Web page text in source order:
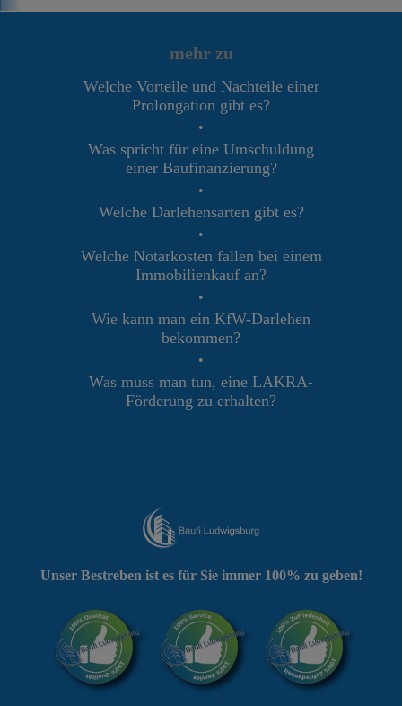
mehr zu
Welche Vorteile und Nachteile einer
Prolongation gibt es?
•
Was spricht für eine Umschuldung
einer Baufinanzierung?
•
Welche Darlehensarten gibt es?
•
Welche Notarkosten fallen bei einem
Immobilienkauf an?
•
Wie kann man ein KfW-Darlehen
bekommen?
•
Was muss man tun, eine LAKRA-
Förderung zu erhalten?
Unser Bestreben ist es für Sie immer 100% zu geben!